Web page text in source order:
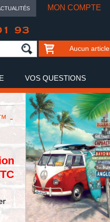
MON COMPTE
93
Aucun article
VOS QUESTIONS
-